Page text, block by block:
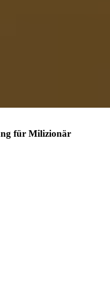
für Milizionär